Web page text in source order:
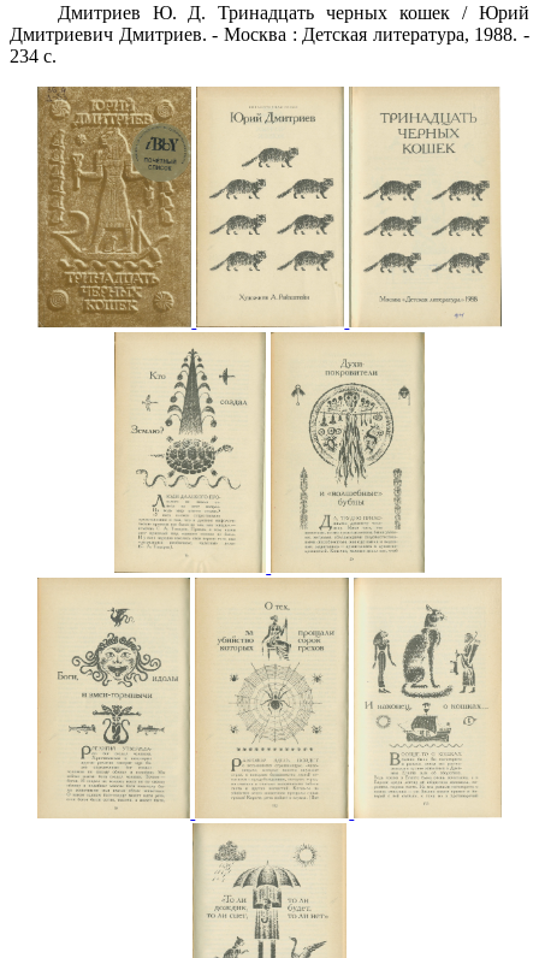
Дмитриев Ю. Д. Тринадцать черных кошек / Юрий
Дмитриевич Дмитриев. - Москва : Детская литература, 1988. -
234 с.